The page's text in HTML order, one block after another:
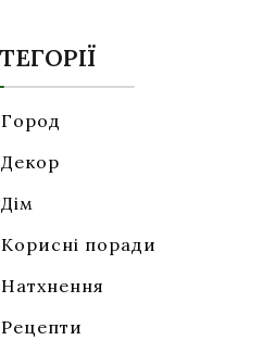
Город
Декор
Дім
Корисні поради
Натхнення
Рецепти